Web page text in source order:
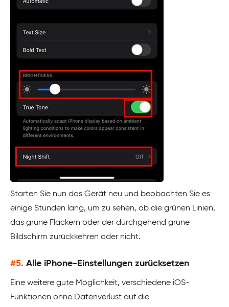
Starten Sie nun das Gerät neu und beobachten Sie es
einige Stunden lang, um zu sehen, ob die grünen Linien,
das grüne Flackern oder der durchgehend grüne
Bildschirm zurückkehren oder nicht.
#5. Alle iPhone-Einstellungen zurücksetzen
Eine weitere gute Möglichkeit, verschiedene iOS-
Funktionen ohne Datenverlust auf die